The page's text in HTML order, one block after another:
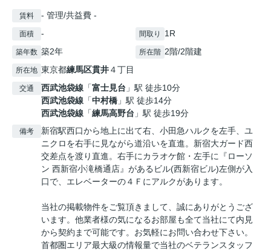
賃料 - 管理/共益費 -
面積 - 間取り 1R
築年数 築2年 所在階 2階/2階建
所在地 東京都練馬区貫井４丁目
交通 西武池袋線 「富士見台 」駅 徒歩10分
西武池袋線 「中村橋 」駅 徒歩14分
西武池袋線 「練馬高野台 」駅 徒歩19分
備考
新宿駅西口から地上に出て右、小田急ハルクを左手、ユ
ニクロを右手に見ながら道沿いを直進。新宿大ガード西
交差点を渡り直進。右手にカラオケ館・左手に『ローソ
ン 西新宿小滝橋通店』があるビル(西新宿ビル)左側が入
口で、エレベーターの４Ｆにアルクがあります。
当社の掲載物件をご覧頂きまして、誠にありがとうござ
います。他業者様の気になるお部屋も全て当社にて内見
から契約まで可能です。お気軽にお問い合わせ下さい。
首都圏エリア最大級の情報量で当社のベテランスタッフ